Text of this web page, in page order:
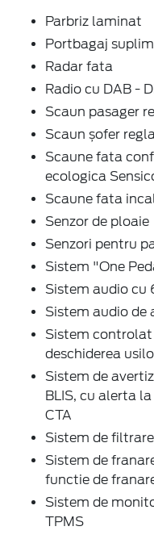
Parbriz laminat
Portbagaj
Radar fata
Radio cu DAB -
Scaun pasager
Scaun șofer
Scaune fata
ecologica
Scaune fata
Senzor de ploaie
Senzori pentru
Sistem "One
Sistem audio cu
Sistem audio de
Sistem
deschiderea
Sistem de
BLIS, cu alerta
CTA
Sistem de
Sistem de
functie de
Sistem de
TPMS